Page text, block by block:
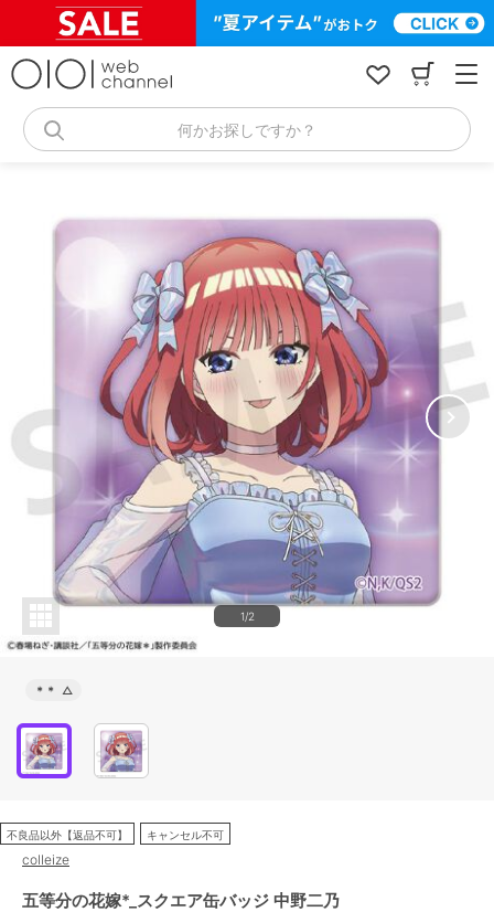
何かお探しですか？
1/2
＊＊ △
不良品以外【返品不可】 キャンセル不可
colleize
五等分の花嫁*_スクエア缶バッジ 中野二乃